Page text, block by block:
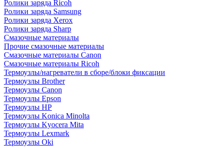
Ролики заряда Ricoh
Ролики заряда Samsung
Ролики заряда Xerox
Ролики заряда Sharp
Смазочные материалы
Прочие смазочные материалы
Смазочные материалы Canon
Смазочные материалы Ricoh
Термоузлы/нагреватели в сборе/блоки фиксации
Термоузлы Brother
Термоузлы Canon
Термоузлы Epson
Термоузлы HP
Термоузлы Konica Minolta
Термоузлы Kyocera Mita
Термоузлы Lexmark
Термоузлы Oki